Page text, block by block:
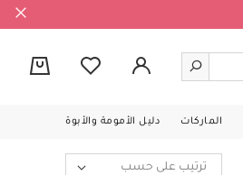
الماركات دليل الأمومة والأبوة
ترتيب على حسب